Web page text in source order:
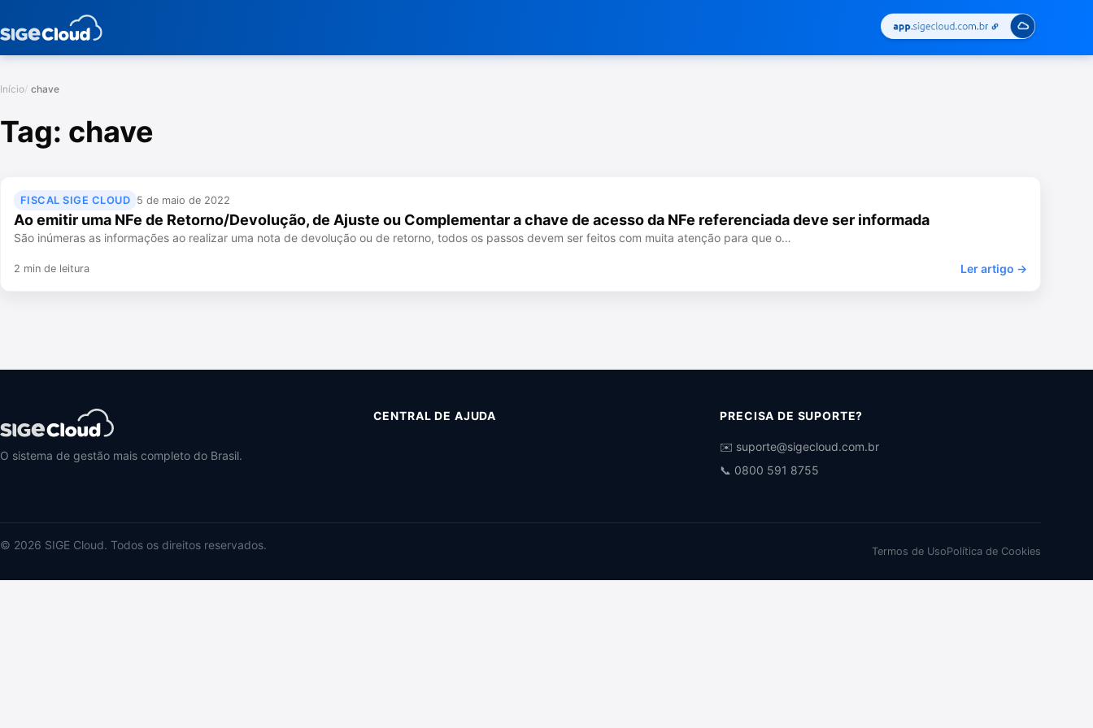
Início chave
Tag: chave
FISCAL SIGE CLOUD 5 de maio de 2022
Ao emitir uma NFe de Retorno/Devolução, de Ajuste ou Complementar a chave de acesso da NFe referenciada deve ser informada
São inúmeras as informações ao realizar uma nota de devolução ou de retorno, todos os passos devem ser feitos com muita atenção para que o…
2 min de leitura Ler artigo →
O sistema de gestão mais completo do Brasil.
CENTRAL DE AJUDA PRECISA DE SUPORTE?
✉️ suporte@sigecloud.com.br
📞 0800 591 8755
© 2026 SIGE Cloud. Todos os direitos reservados. Termos de UsoPolítica de Cookies